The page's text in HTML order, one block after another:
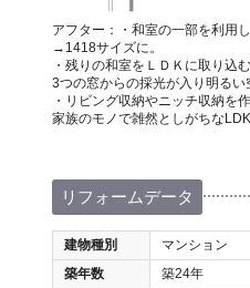
アフター：・和室の一部を利用
→1418サイズに。
・残りの和室をＬＤＫに取り込
3つの窓からの採光が入り明るい
・リビング収納やニッチ収納を作
家族のモノで雑然としがちなLDK
リフォームデータ
建物種別
マンション
築年数
築24年